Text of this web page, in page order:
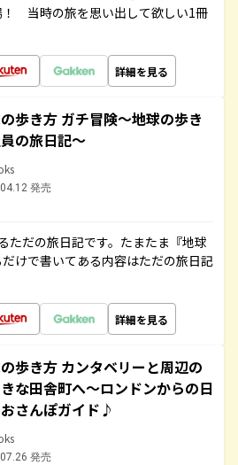
！ 当時の旅を思い出して欲しい1冊
詳細を見る
歩き方 ガチ冒険～地球の歩き
の旅日記～
発売
ただの旅日記です。たまたま『地球
けで書いてある内容はただの旅日記
詳細を見る
歩き方 カンタベリーと周辺の
な田舎町へ～ロンドンからの日
さんぽガイド♪
発売